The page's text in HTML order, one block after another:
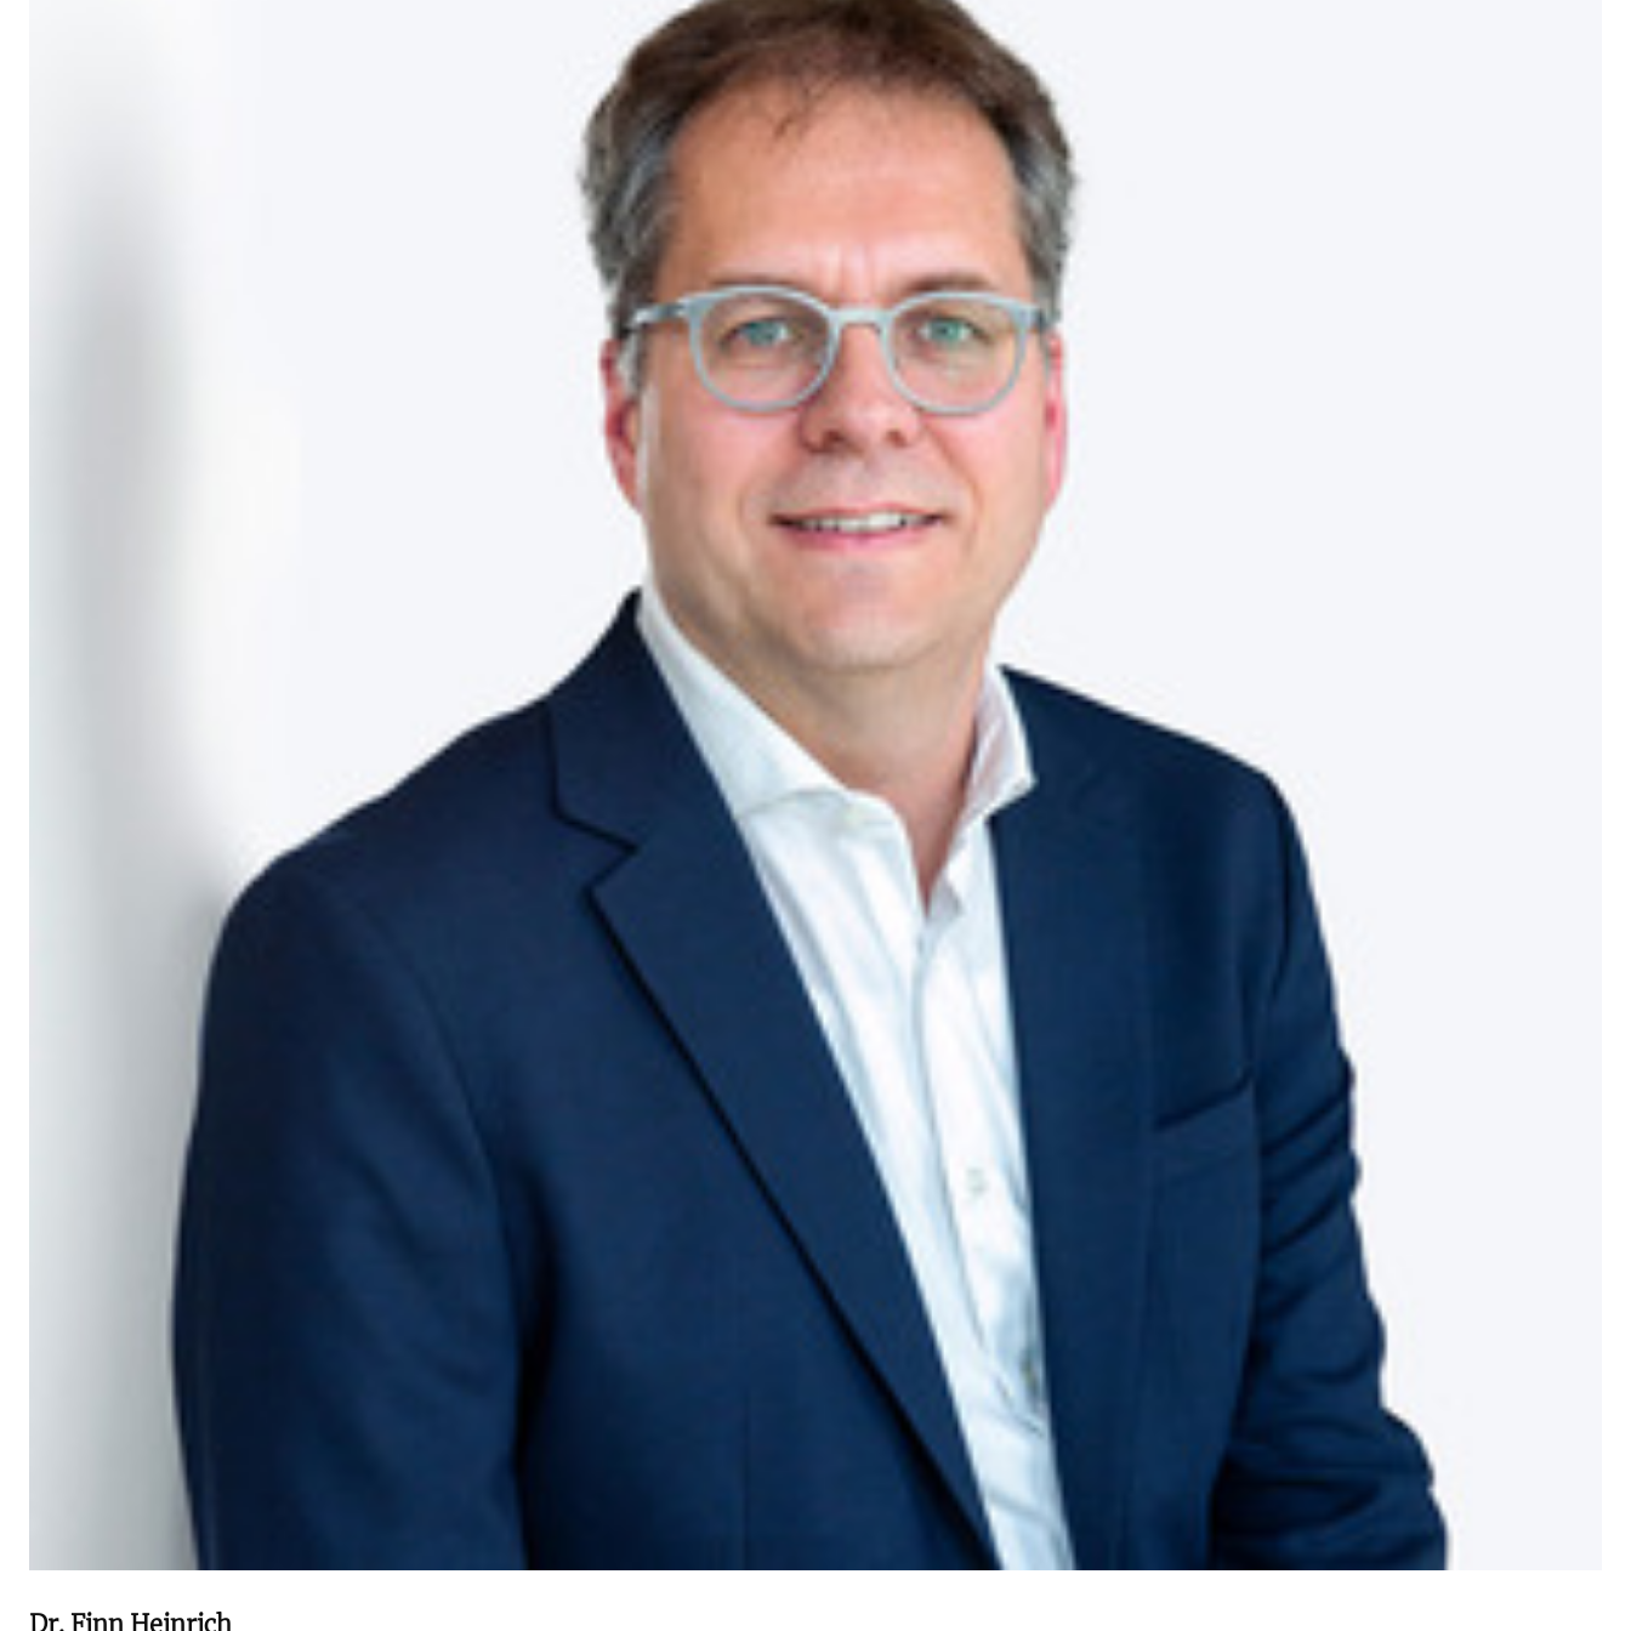
Dr. Finn Heinrich